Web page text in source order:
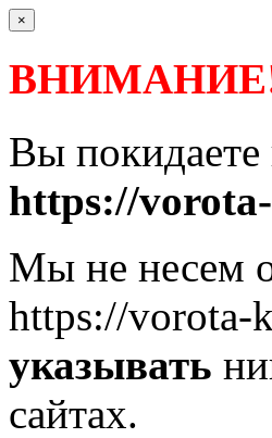
×
Вы покидаете
https://
Мы не несем
https://vorota-
указывать
сайтах.